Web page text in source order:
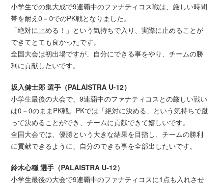
小学生での集大成で9連覇中のファナティコス戦は、厳しい時間
帯を耐え0－0でのPK戦となりました。
「絶対に止める！」という気持ちで入り、実際に止めることが
できてとても良かったです。
全国大会は初出場ですが、自分にできる事をやり、チームの勝
利に貢献したいです。
坂入健士郎 選手（PALAISTRA U-12）
小学生最後の大会で、9連覇中のファナティコスとの厳しい戦い
は0－0のままPK戦。PKでは「絶対に決める」という気持ちで蹴
って決めることができ、チームに貢献できて嬉しいです。
全国大会では、優勝という大きな結果を目指し、チームの勝利
に貢献できるように、自分のできる事を全部出したいです。
鈴木心穏 選手（PALAISTRA U-12）
小学生最後の大会で9連覇中のファナティコスに1点も入れさせ